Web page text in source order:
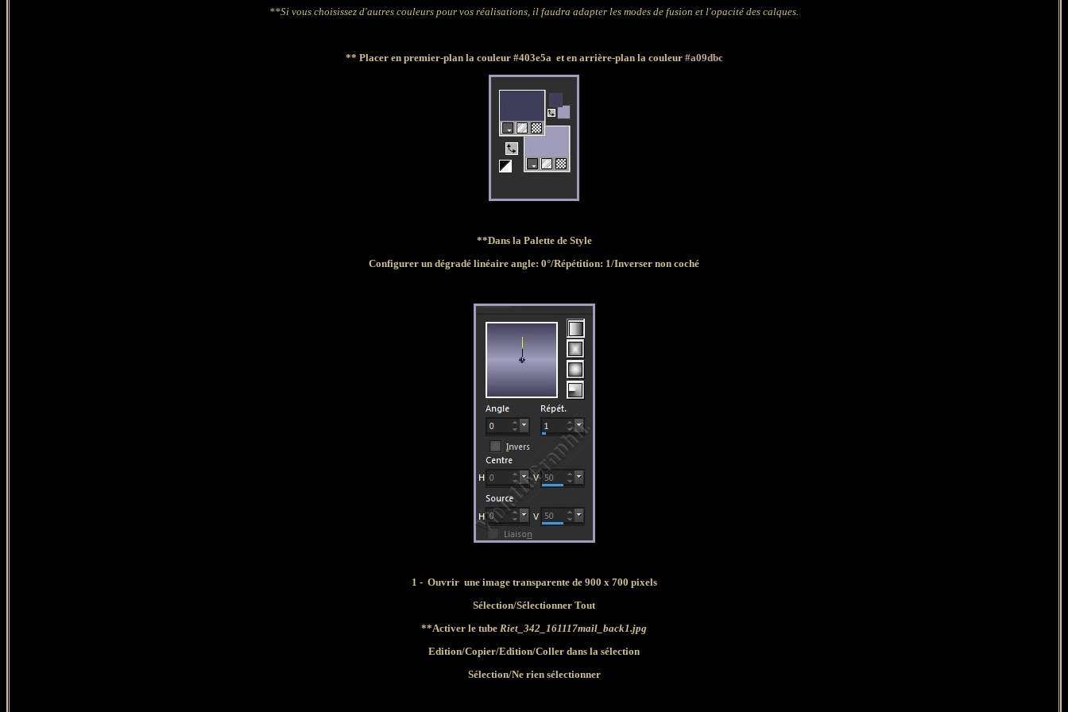
**Si vous choisissez d'autres couleurs pour vos réalisations, il faudra adapter les modes de fusion et l'opacité des calques.
** Placer en premier-plan la couleur #403e5aet en arrière-plan la couleur #a09dbc
**Dans la Palette de Style
Configurer un dégradé linéaire angle: 0°/Répétition: 1/Inverser non coché
1 - Ouvrir une image transparente de 900 x 700 pixels
Sélection/Sélectionner Tout
**Activer le tube Riet_342_161117mail_back1.jpg
Edition/Copier/Edition/Coller dans la sélection
Sélection/Ne rien sélectionner